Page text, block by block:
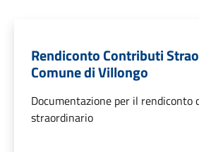
Rendiconto Contributi
Comune di Villongo
Documentazione per il rendiconto
straordinario